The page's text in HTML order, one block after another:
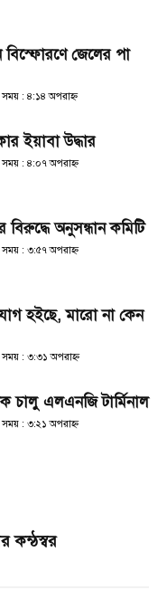
বিস্ফোরণে জেলের পা
: ৪:১৪ অপরাহ্ণ
ইয়াবা উদ্ধার
: ৪:০৭ অপরাহ্ণ
অনুসন্ধান কমিটি
: ৩:৫৭ অপরাহ্ণ
হইছে, মারো না কেন
: ৩:৩১ অপরাহ্ণ
চালু এলএনজি টার্মিনাল
: ৩:২১ অপরাহ্ণ
কন্ঠস্বর